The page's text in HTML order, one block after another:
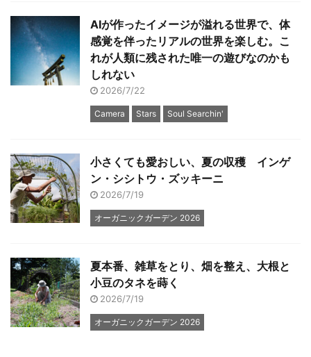
AIが作ったイメージが溢れる世界で、体
感覚を伴ったリアルの世界を楽しむ。こ
れが人類に残された唯一の遊びなのかも
しれない
2026/7/22
Camera Stars Soul Searchin'
小さくても愛おしい、夏の収穫 インゲ
ン・シシトウ・ズッキーニ
2026/7/19
オーガニックガーデン 2026
夏本番、雑草をとり、畑を整え、大根と
小豆のタネを蒔く
2026/7/19
オーガニックガーデン 2026